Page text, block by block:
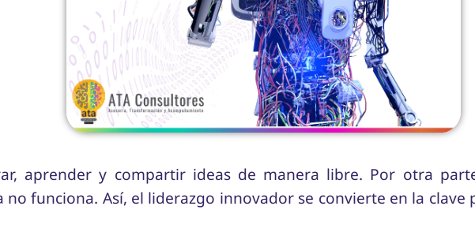
aprender y compartir ideas de manera libre. Por otra
funciona. Así, el liderazgo innovador se convierte en la clave